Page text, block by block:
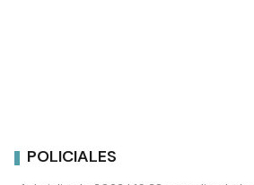
POLICIALES